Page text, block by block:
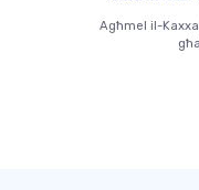
Agħmel il-